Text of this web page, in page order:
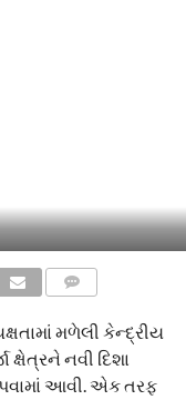
મળેલી કેન્દ્રીય
નવી દિશા
આવી. એક તરફ